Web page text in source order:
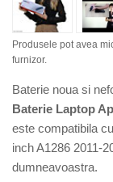
Produsele pot avea
furnizor.
Baterie noua si
Baterie Laptop
este compatibila
inch A1286 2011-
dumneavoastra.